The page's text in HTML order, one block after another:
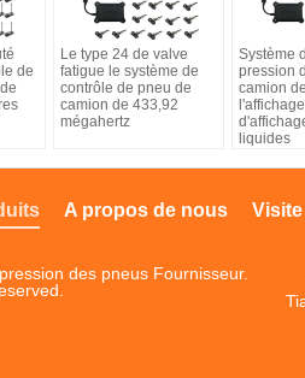
de
Le type 24 de valve
fatigue le système de
contrôle de pneu de
camion de 433,92
mégahertz
Système
pression
camion
liquides
A propos de nous
des pneus Fournisseur.